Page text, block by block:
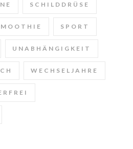
SCHILDDRÜSE
SPORT
UNABHÄNGIGKEIT
WECHSELJAHRE